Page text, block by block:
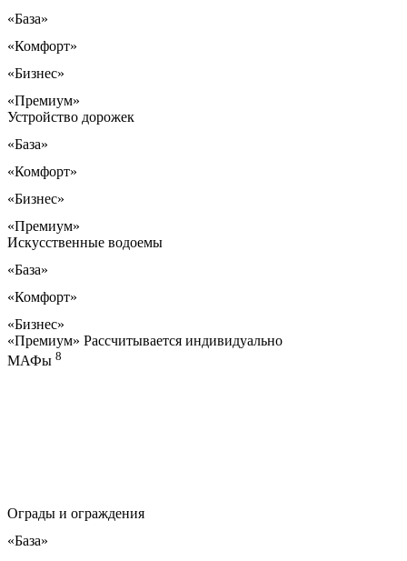
«База»
«Комфорт»
«Бизнес»
«Премиум»
Устройство дорожек
«База»
«Комфорт»
«Бизнес»
«Премиум»
Искусственные водоемы
«База»
«Комфорт»
«Бизнес»
«Премиум» Рассчитывается индивидуально
МАФы 8
Ограды и ограждения
«База»